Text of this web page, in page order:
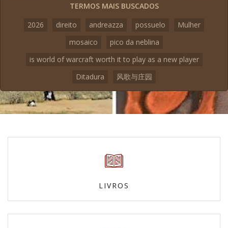
TERMOS MAIS BUSCADOS
2026
direito andreazza possuelo
Mulher
mosaico
pico da neblina
is world of warcraft worth it to play as a new player
Ditadura
风歌与庄园
LIVROS